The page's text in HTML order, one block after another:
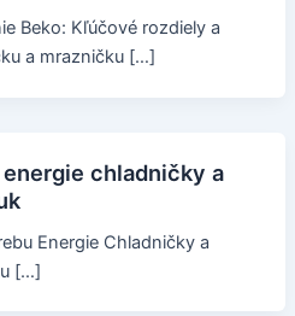
Beko: Kľúčové rozdiely a
a mrazničku […]
chladničky a
Energie Chladničky a
[…]